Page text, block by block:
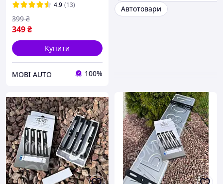
4.9 (13)
349₴
399 ₴
Купити
MOBI AUTO 100%
Автотовари